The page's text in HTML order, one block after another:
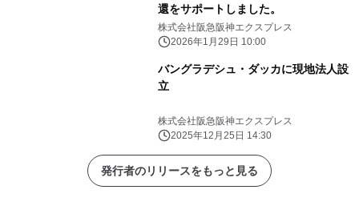
還をサポートしました。
株式会社阪急阪神エクスプレス
2026年1月29日 10:00
バングラデシュ・ダッカに現地法人設
立
株式会社阪急阪神エクスプレス
2025年12月25日 14:30
発行者のリリースをもっと見る